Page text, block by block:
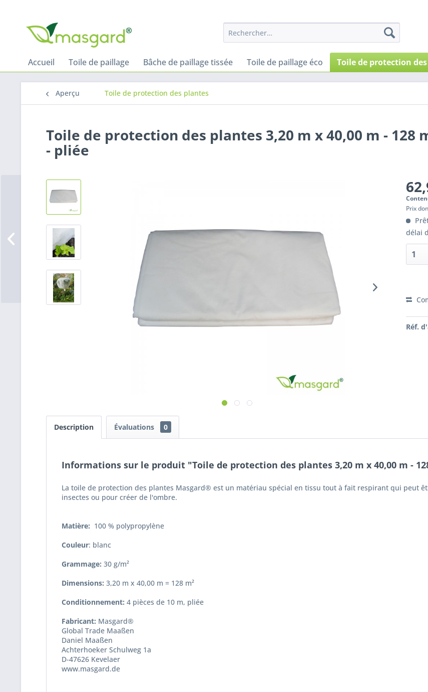
Accueil Toile de paillage Bâche de paillage tissée Toile de paillage éco Toile de protection
Aperçu Toile de protection des plantes
Toile de protection des plantes 3,20 m x 40,00 m - 128
- pliée
Prix
délai
Réf.
Description Évaluations 0
Informations sur le produit "Toile de protection des plantes 3,20 m x 40,00 m -
La toile de protection des plantes Masgard® est un matériau spécial en tissu tout à fait respirant qui peut
insectes ou pour créer de l'ombre.
Matière: 100 % polypropylène
Couleur: blanc
Grammage: 30 g/m²
Dimensions: 3,20 m x 40,00 m = 128 m²
Conditionnement: 4 pièces de 10 m, pliée
Fabricant: Masgard®
Global Trade Maaßen
Daniel Maaßen
Achterhoeker Schulweg 1a
D-47626 Kevelaer
www.masgard.de